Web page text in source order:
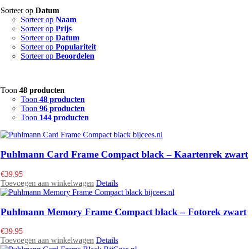
Sorteer op Datum
Sorteer op Naam
Sorteer op Prijs
Sorteer op Datum
Sorteer op Populariteit
Sorteer op Beoordelen
Toon 48 producten
Toon 48 producten
Toon 96 producten
Toon 144 producten
Puhlmann Card Frame Compact black – Kaartenrek zwart
€39.95
Toevoegen aan winkelwagen Details
Puhlmann Memory Frame Compact black – Fotorek zwart
€39.95
Toevoegen aan winkelwagen Details